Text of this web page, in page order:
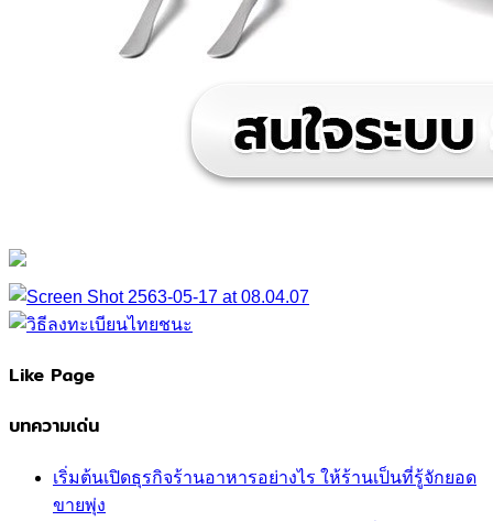
Like Page
บทความเด่น
เริ่มต้นเปิดธุรกิจร้านอาหารอย่างไร ให้ร้านเป็นที่รู้จักยอด
ขายพุ่ง